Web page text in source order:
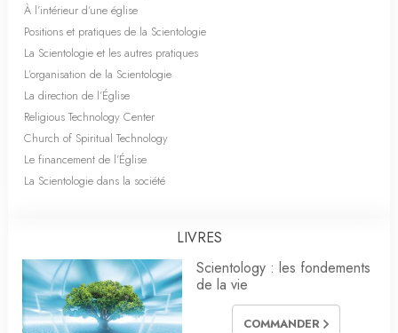
À l’intérieur d’une église
Positions et pratiques de la Scientologie
La Scientologie et les autres pratiques
L’organisation de la Scientologie
La direction de l’Église
Religious Technology Center
Church of Spiritual Technology
Le financement de l’Église
La Scientologie dans la société
LIVRES
Scientology : les fondements
de la vie
COMMANDER